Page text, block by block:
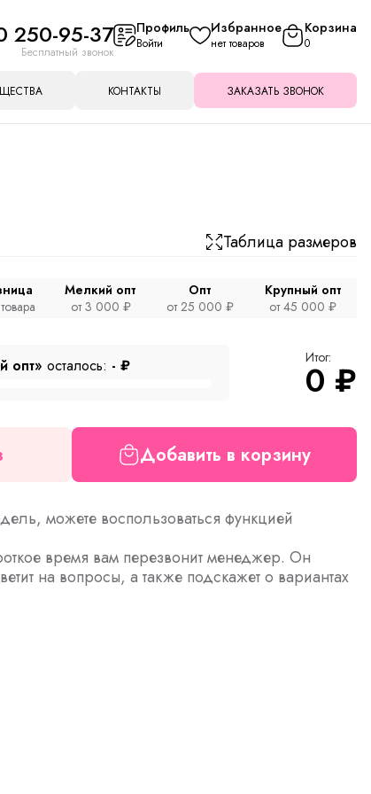
250-95-37
Бесплатный звонок
Профиль
Войти
Избранное
нет товаров
Корзина
0
КОНТАКТЫ ЗАКАЗАТЬ ЗВОНОК
Таблица размеров
Мелкий опт
от 3 000 ₽
Опт
от 25 000 ₽
Крупный опт
от 45 000 ₽
опт» осталось: - ₽ Итог:
0 ₽
Добавить в корзину
можете воспользоваться функцией
время вам перезвонит менеджер. Он
на вопросы, а также подскажет о вариантах